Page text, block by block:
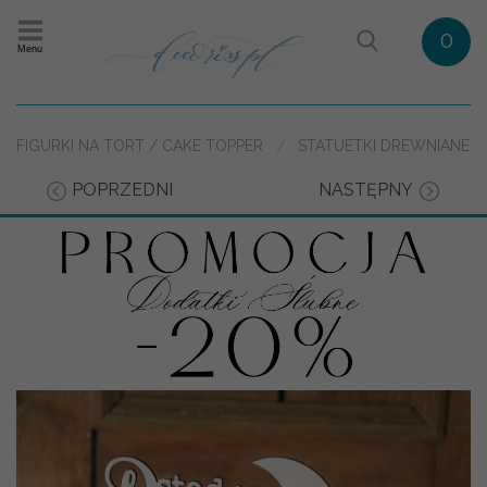
Menu 0
FIGURKI NA TORT / CAKE TOPPER STATUETKI DREWNIANE
POPRZEDNI NASTĘPNY